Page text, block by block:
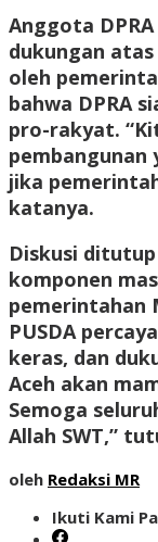
Anggota
dukungan
oleh
bahwa DPRA
pro-rakyat.
pembangunan
jika
katanya.
Diskusi
komponen
pemerintahan
PUSDA
keras, dan
Aceh akan
Semoga
Allah SWT,”
oleh Redaksi MR
Ikuti Kami